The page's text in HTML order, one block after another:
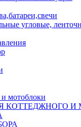
угловые,
мотоблоки
КОТТЕДЖНОГО И